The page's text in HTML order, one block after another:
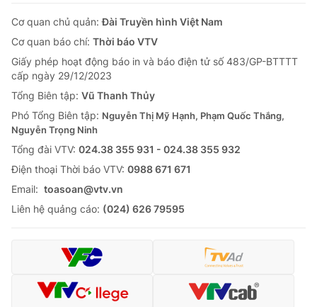
Cơ quan chủ quản:Đài Truyền hình Việt Nam
Cơ quan báo chí: Thời báo VTV
Giấy phép hoạt động báo in và báo điện tử số 483/GP-BTTTT
cấp ngày 29/12/2023
Tổng Biên tập: Vũ Thanh Thủy
Phó Tổng Biên tập: Nguyễn Thị Mỹ Hạnh, Phạm Quốc Thắng,
Nguyễn Trọng Ninh
Tổng đài VTV: 024.38 355 931 - 024.38 355 932
Ðiện thoại Thời báo VTV: 0988 671 671
Email: toasoan@vtv.vn
Liên hệ quảng cáo: (024) 626 79595